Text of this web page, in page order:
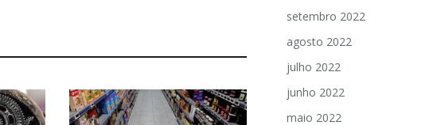
setembro 2022
agosto 2022
julho 2022
junho 2022
maio 2022